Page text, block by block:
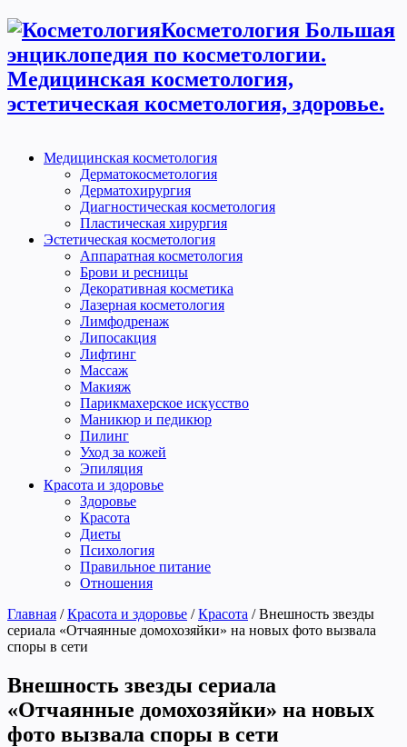
Косметология Большая
энциклопедия по косметологии.
Медицинская косметология,
эстетическая косметология, здоровье.
Медицинская косметология
Дерматокосметология
Дерматохирургия
Диагностическая косметология
Пластическая хирургия
Эстетическая косметология
Аппаратная косметология
Брови и ресницы
Декоративная косметика
Лазерная косметология
Лимфодренаж
Липосакция
Лифтинг
Массаж
Макияж
Парикмахерское искусство
Маникюр и педикюр
Пилинг
Уход за кожей
Эпиляция
Красота и здоровье
Здоровье
Красота
Диеты
Психология
Правильное питание
Отношения
Главная / Красота и здоровье / Красота / Внешность звезды
сериала «Отчаянные домохозяйки» на новых фото вызвала
споры в сети
Внешность звезды сериала
«Отчаянные домохозяйки» на новых
фото вызвала споры в сети